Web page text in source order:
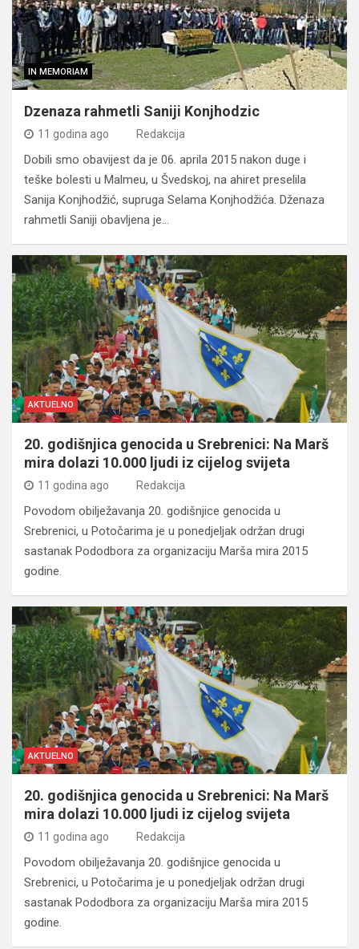
IN MEMORIAM
Dzenaza rahmetli Saniji Konjhodzic
11 godina ago Redakcija
Dobili smo obavijest da je 06. aprila 2015 nakon duge i
teške bolesti u Malmeu, u Švedskoj, na ahiret preselila
Sanija Konjhodžić, supruga Selama Konjhodžića. Dženaza
rahmetli Saniji obavljena je…
AKTUELNO
20. godišnjica genocida u Srebrenici: Na Marš
mira dolazi 10.000 ljudi iz cijelog svijeta
11 godina ago Redakcija
Povodom obilježavanja 20. godišnjice genocida u
Srebrenici, u Potočarima je u ponedjeljak održan drugi
sastanak Pododbora za organizaciju Marša mira 2015
godine.
AKTUELNO
20. godišnjica genocida u Srebrenici: Na Marš
mira dolazi 10.000 ljudi iz cijelog svijeta
11 godina ago Redakcija
Povodom obilježavanja 20. godišnjice genocida u
Srebrenici, u Potočarima je u ponedjeljak održan drugi
sastanak Pododbora za organizaciju Marša mira 2015
godine.